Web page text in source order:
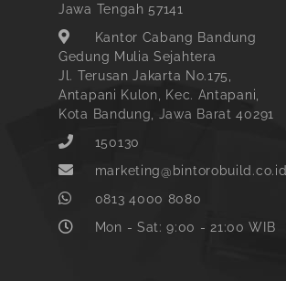
Jawa Tengah 57141
Kantor Cabang Bandung
Gedung Mulia Sejahtera
Jl. Terusan Jakarta No.175,
Antapani Kulon, Kec. Antapani,
Kota Bandung, Jawa Barat 40291
150130
marketing@bintorobuild.co.id
0813 4000 8080
Mon - Sat: 9:00 - 21:00 WIB